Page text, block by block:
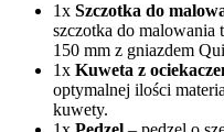
1x Szczotka do
szczotka do malowania
150 mm z gniazdem
1x Kuweta z
optymalnej ilości
kuwety.